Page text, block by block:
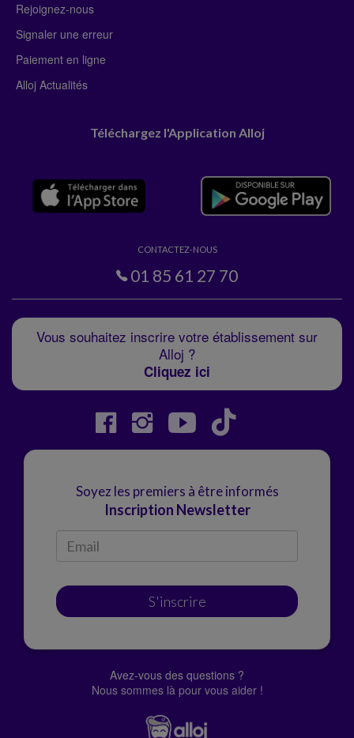
Rejoignez-nous
Signaler une erreur
Paiement en ligne
Alloj Actualités
Téléchargez l'Application Alloj
CONTACTEZ-NOUS
01 85 61 27 70
Vous souhaitez inscrire votre établissement sur
Alloj ?
Cliquez ici
Soyez les premiers à être informés
Inscription Newsletter
S'inscrire
Avez-vous des questions ?
Nous sommes là pour vous aider !